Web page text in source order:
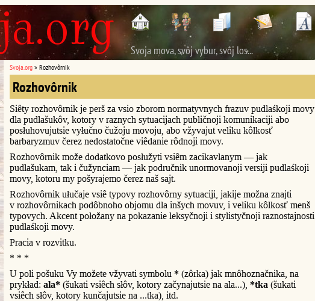
Svoja mova, svôj vybur, svôj los...
Svoja.org » Rozhovôrnik
Rozhovôrnik
Siêty rozhovôrnik je perš za vsio zborom normatyvnych frazuv pudlaśkoji movy
dla pudlašukôv, kotory v raznych sytuacijach publičnoji komunikaciji abo
posłuhovujutsie vyłučno čužoju movoju, abo vžyvajut veliku kôlkosť
barbaryzmuv čerez nedostatočne viêdanie rôdnoji movy.
Rozhovôrnik može dodatkovo posłužyti vsiêm zacikavlanym — jak
pudlašukam, tak i čužynciam — jak područnik unormovanoji versiji pudlaśkoji
movy, kotoru my pošyrajemo čerez naš sajt.
Rozhovôrnik ułučaje vsiê typovy rozhovôrny sytuaciji, jakije možna znajti
v rozhovôrnikach podôbnoho objomu dla inšych movuv, i veliku kôlkosť menš
typovych. Akcent połožany na pokazanie leksyčnoji i stylistyčnoji raznostajnosti
pudlaśkoji movy.
Pracia v rozvitku.
* * *
U poli pošuku Vy možete vžyvati symbolu * (zôrka) jak mnôhoznačnika, na
prykład: ala* (šukati vsiêch słôv, kotory začynajutsie na ala...), *tka (šukati
vsiêch słôv, kotory kunčajutsie na ...tka), itd.